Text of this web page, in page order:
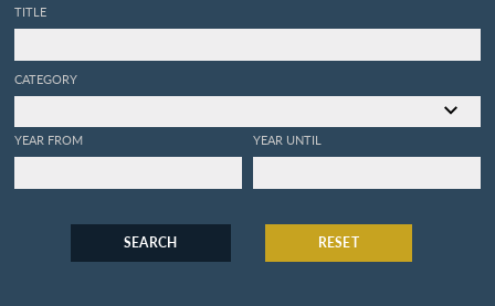
TITLE
CATEGORY
YEAR FROM YEAR UNTIL
SEARCH RESET